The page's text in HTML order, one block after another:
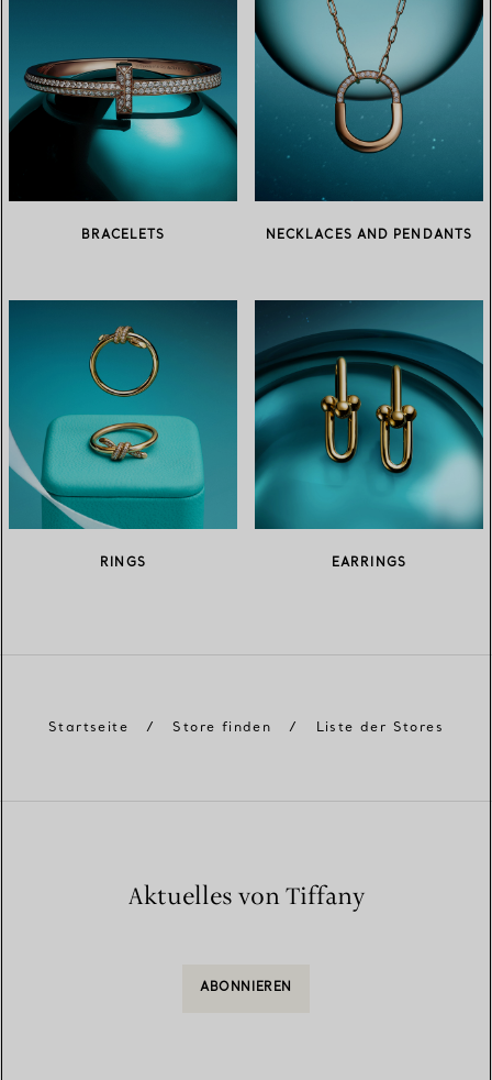
BRACELETS NECKLACES AND PENDANTS
RINGS EARRINGS
Startseite / Store finden / Liste der Stores
Aktuelles von Tiffany
ABONNIEREN